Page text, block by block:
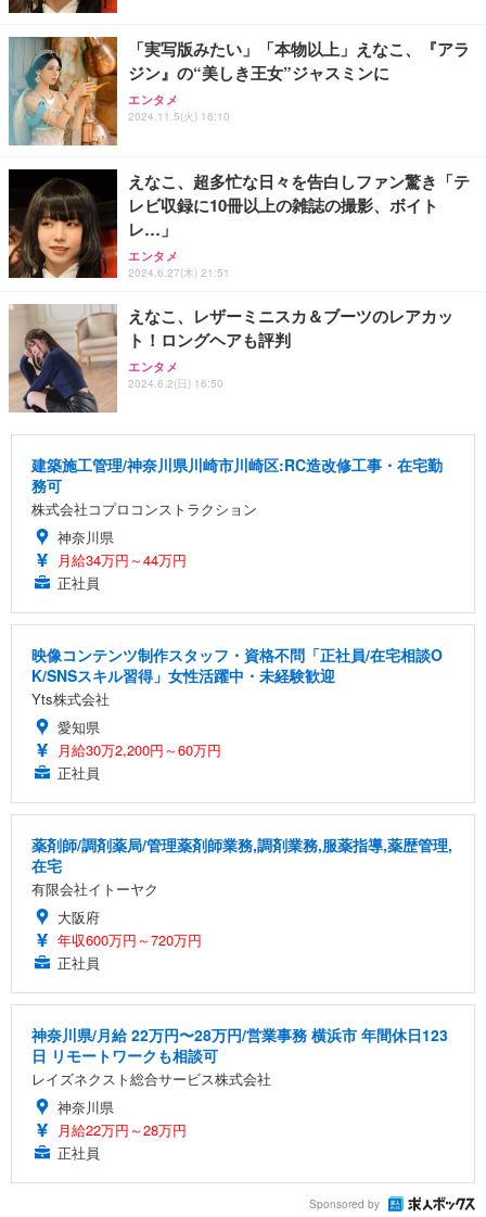
「実写版みたい」「本物以上」えなこ、『アラ
ジン』の“美しき王女”ジャスミンに
エンタメ
2024.11.5(火) 16:10
えなこ、超多忙な日々を告白しファン驚き「テ
レビ収録に10冊以上の雑誌の撮影、ボイト
レ…」
エンタメ
2024.6.27(木) 21:51
えなこ、レザーミニスカ＆ブーツのレアカッ
ト！ロングヘアも評判
エンタメ
2024.6.2(日) 16:50
建築施工管理/神奈川県川崎市川崎区:RC造改修工事・在宅勤
務可
株式会社コプロコンストラクション
神奈川県
月給34万円～44万円
正社員
映像コンテンツ制作スタッフ・資格不問「正社員/在宅相談O
K/SNSスキル習得」女性活躍中・未経験歓迎
Yts株式会社
愛知県
月給30万2,200円～60万円
正社員
薬剤師/調剤薬局/管理薬剤師業務,調剤業務,服薬指導,薬歴管理,
在宅
有限会社イトーヤク
大阪府
年収600万円～720万円
正社員
神奈川県/月給 22万円〜28万円/営業事務 横浜市 年間休日123
日 リモートワークも相談可
レイズネクスト総合サービス株式会社
神奈川県
月給22万円～28万円
正社員
Sponsored by